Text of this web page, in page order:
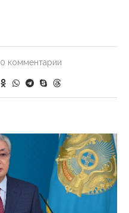
0 комментарии